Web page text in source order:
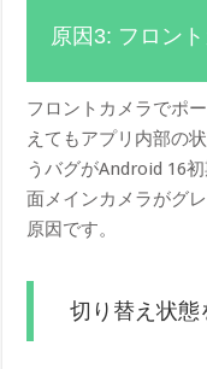
原因3: フロン
フロントカメラでポ
えてもアプリ内部の
うバグがAndroid 16
面メインカメラがグ
原因です。
切り替え状態